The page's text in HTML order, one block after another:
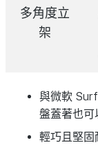
多角度立
架
與微軟
盤蓋著也可
輕巧且堅固